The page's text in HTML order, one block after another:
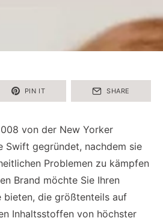
PIN IT SHARE
von der New Yorker
Swift gegründet, nachdem sie
Problemen zu kämpfen
Brand möchte Sie Ihren
bieten, die größtenteils auf
Inhaltsstoffen von höchster